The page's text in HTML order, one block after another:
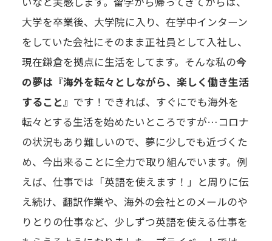
大学を卒業後、大学院に入り、在学中インターン
をしていた会社にそのまま正社員として入社し、
現在鎌倉を拠点に生活をしてます。そんな私の今
の夢は『海外を転々としながら、楽しく働き生活
すること』 です！できれば、すぐにでも海外を
転々とする生活を始めたいところですが…コロナ
の状況もあり難しいので、夢に少しでも近づくた
め、今出来ることに全力で取り組んでいます。例
えば、仕事では「英語を使えます！」と周りに伝
え続け、翻訳作業や、海外の会社とのメールのや
りとりの仕事など、少しずつ英語を使える仕事を